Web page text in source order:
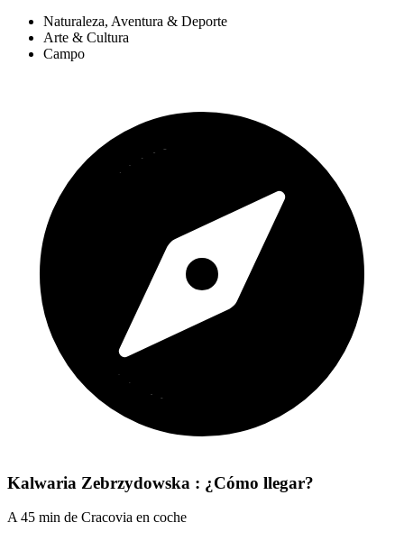
Naturaleza, Aventura & Deporte
Arte & Cultura
Campo
Kalwaria Zebrzydowska : ¿Cómo llegar?
A 45 min de Cracovia en coche